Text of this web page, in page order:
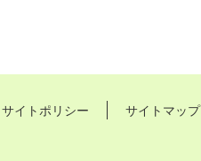
サイトポリシー サイトマップ